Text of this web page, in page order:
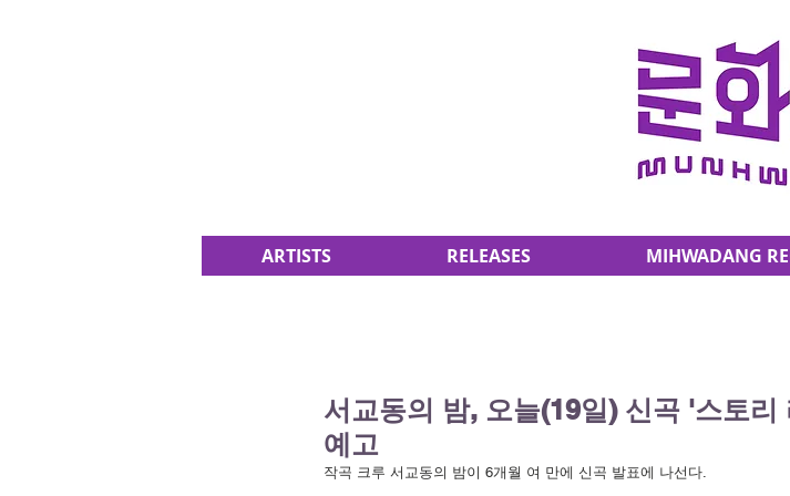
ARTISTS RELEASES MIHWADANG
서교동의 밤, 오늘(19일) 신곡 '스토
예고
작곡 크루 서교동의 밤이 6개월 여 만에 신곡 발표에 나선다.